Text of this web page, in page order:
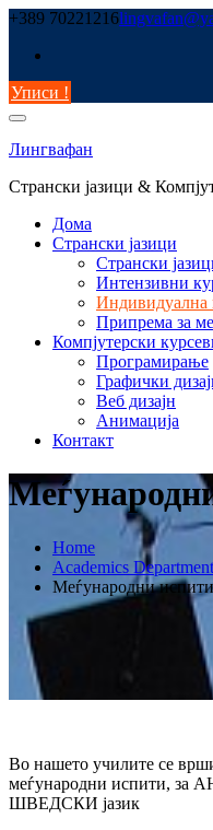
Skip
content
+389 70221216
Уписи !
Лингвафан
Странски јазици &
Дома
Странски јазици
Странски
Интензивни
Индивидуална
Припрема за
Компјутерски
Програмирање
Графички
Веб дизајн
Анимација
Контакт
Home
Academics
Meѓународни испити
Во нашето училите се
меѓународни испити,
ШВЕДСКИ јазик